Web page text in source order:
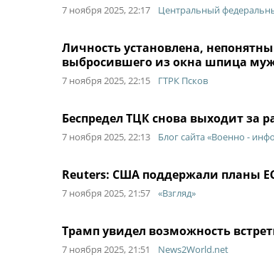
7 ноября 2025, 22:17 Центральный
Личность установлена,
выбросившего из окна шпица
7 ноября 2025, 22:15 ГТРК Псков
Беспредел ТЦК снова выходит за
7 ноября 2025, 22:13 Блог сайта «Военно -
Reuters: США поддержали планы
7 ноября 2025, 21:57 «Взгляд»
Трамп увидел возможность
7 ноября 2025, 21:51 News2World.net